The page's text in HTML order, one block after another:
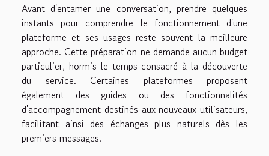
Avant d'entamer une conversation, prendre quelques
instants pour comprendre le fonctionnement d'une
plateforme et ses usages reste souvent la meilleure
approche. Cette préparation ne demande aucun budget
particulier, hormis le temps consacré à la découverte
du service. Certaines plateformes proposent
également des guides ou des fonctionnalités
d'accompagnement destinés aux nouveaux utilisateurs,
facilitant ainsi des échanges plus naturels dès les
premiers messages.